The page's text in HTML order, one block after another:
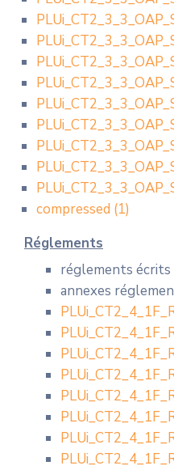
compressed (1)
Réglements
réglements écrits
annexes